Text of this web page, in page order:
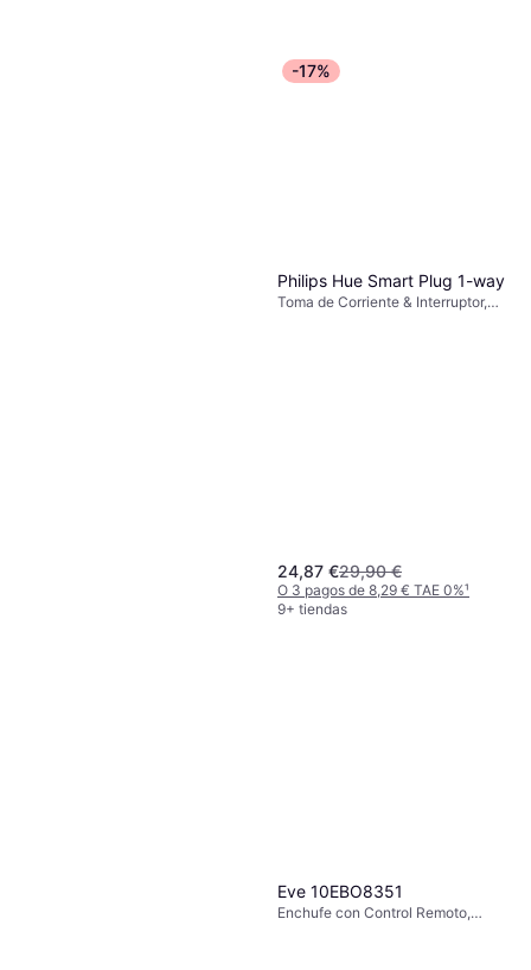
-17%
Philips Hue Smart Plug 1-way
Toma de Corriente & Interruptor,
24,87 €29,90 €
O 3 pagos de 8,29 € TAE 0%¹
9+ tiendas
Eve 10EBO8351
Enchufe con Control Remoto,